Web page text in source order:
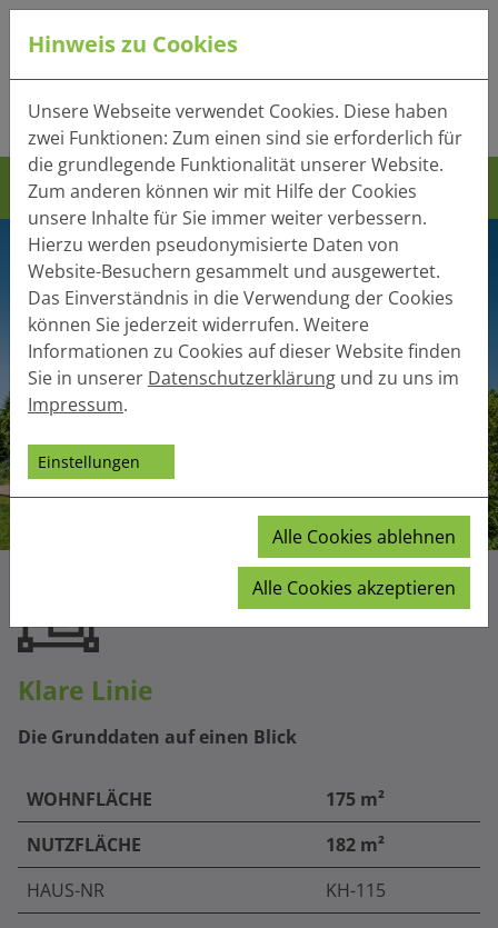
Tel.:+49 (0) 41 32 - 220
Mail:info(at)heger-holzbau.de
Klare Linie
Die Grunddaten auf einen Blick
WOHNFLÄCHE
175 m²
NUTZFLÄCHE
182 m²
HAUS-NR
KH-115
Hinweis zu Cookies
Unsere Webseite verwendet Cookies. Diese haben
zwei Funktionen: Zum einen sind sie erforderlich für
die grundlegende Funktionalität unserer Website.
Zum anderen können wir mit Hilfe der Cookies
unsere Inhalte für Sie immer weiter verbessern.
Hierzu werden pseudonymisierte Daten von
Website-Besuchern gesammelt und ausgewertet.
Das Einverständnis in die Verwendung der Cookies
können Sie jederzeit widerrufen. Weitere
Informationen zu Cookies auf dieser Website finden
Sie in unserer Datenschutzerklärung und zu uns im
Impressum.
Einstellungen
Alle Cookies ablehnen
Alle Cookies akzeptieren